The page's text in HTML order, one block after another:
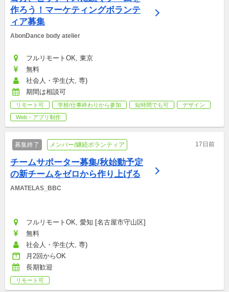
作ろう！マーケティングボランテ
ィア募集
AbonDance body atelier
フルリモートOK, 東京
無料
社会人・学生(大, 専)
期間は相談可
リモート可 学校/仕事終わりから参加 短時間でも可
デザイン
Web・アプリ制作
募集終了 メンバー/継続ボランティア 17日前
チームサポーター募集/秋始動予定
の新チームをゼロから作り上げる
AMATELAS_BBC
フルリモートOK, 愛知 [名古屋市守山区]
無料
社会人・学生(大, 専)
月2回からOK
長期歓迎
リモート可